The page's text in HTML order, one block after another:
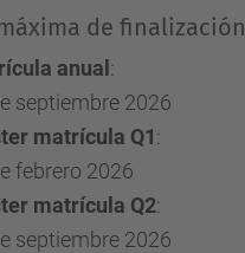
de finalización
anual:
septiembre 2026
matrícula Q1:
febrero 2026
matrícula Q2:
septiembre 2026